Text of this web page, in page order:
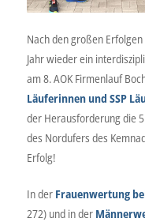
Nach den großen
Jahr wieder ein
am 8. AOK Firmenlauf
Läuferinnen und SSP
der Herausforderung die
des Nordufers des
Erfolg!
In der Frauenwertung
272) und in der